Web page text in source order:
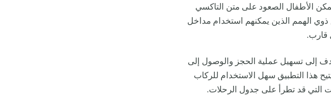
علماً أنه يمكن الأطفال الصعود على متن التاكسي
الهمم الذين يمكنهم استخدام مداخل
قارب.
إلى تسهيل عملية الحجز والوصول إلى
هذا التطبيق سهل الاستخدام للركاب
التي قد تطرأ على جدول الرحلات.